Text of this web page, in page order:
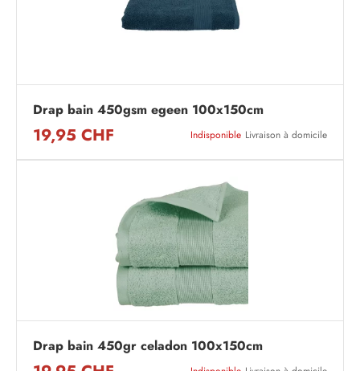
Drap bain 450gsm egeen 100x150cm
19,95 CHF Indisponible Livraison à domicile
Drap bain 450gr celadon 100x150cm